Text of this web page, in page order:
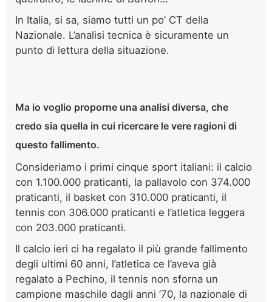
In Italia, si sa, siamo tutti un po’ CT della
Nazionale. L’analisi tecnica è sicuramente un
punto di lettura della situazione.
Ma io voglio proporne una analisi diversa, che
credo sia quella in cui ricercare le vere ragioni di
questo fallimento.
Consideriamo i primi cinque sport italiani: il calcio
con 1.100.000 praticanti, la pallavolo con 374.000
praticanti, il basket con 310.000 praticanti, il
tennis con 306.000 praticanti e l’atletica leggera
con 203.000 praticanti.
Il calcio ieri ci ha regalato il più grande fallimento
degli ultimi 60 anni, l’atletica ce l’aveva già
regalato a Pechino, il tennis non sforna un
campione maschile dagli anni ’70, la nazionale di